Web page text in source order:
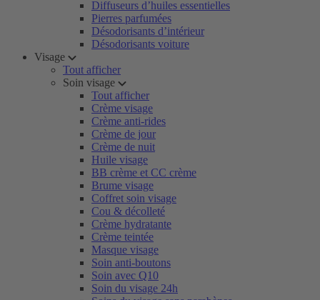
Diffuseurs d’huiles essentielles
Pierres parfumées
Désodorisants d’intérieur
Désodorisants voiture
Visage
Tout afficher
Soin visage
Tout afficher
Crème visage
Crème anti-rides
Crème de jour
Crème de nuit
Huile visage
BB crème et CC crème
Brume visage
Coffret soin visage
Cou & décolleté
Crème hydratante
Crème teintée
Masque visage
Soin anti-boutons
Soin avec Q10
Soin du visage 24h